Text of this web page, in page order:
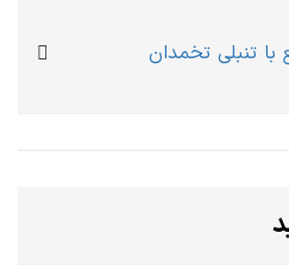
با تنبلی تخمدان